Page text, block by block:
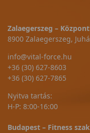
Zalaegerszeg –
8900 Zalaegerszeg,
info@vital-force.hu
+36 (30) 627-8603
+36 (30) 627-7865
Nyitva tartás:
H-P: 8:00-16:00
Budapest – Fitness